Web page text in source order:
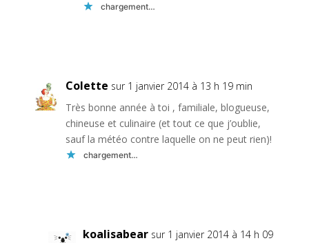
chargement…
Colette sur 1 janvier 2014 à 13 h 19 min
Très bonne année à toi , familiale, blogueuse,
chineuse et culinaire (et tout ce que j’oublie,
sauf la météo contre laquelle on ne peut rien)!
chargement…
koalisabear sur 1 janvier 2014 à 14 h 09